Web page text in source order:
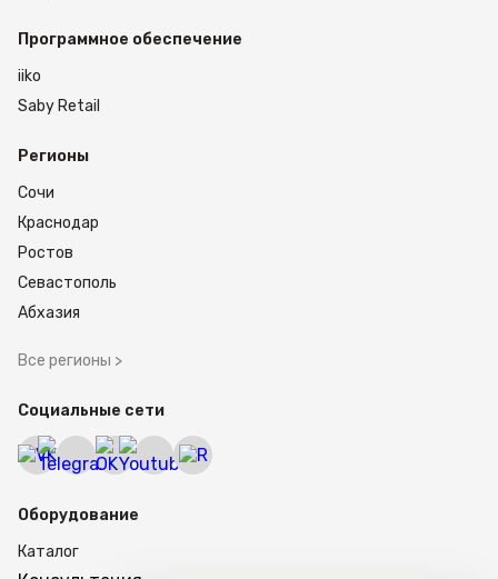
Программное обеспечение
iiko
Saby Retail
Регионы
Сочи
Краснодар
Ростов
Севастополь
Абхазия
Все регионы >
Социальные сети
Оборудование
Каталог